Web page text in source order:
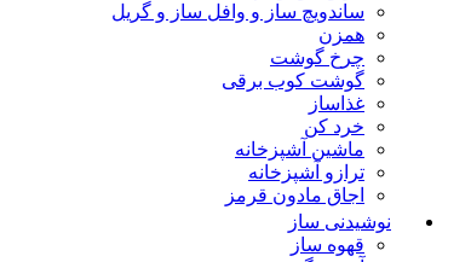
ساندویچ ساز و وافل ساز و گریل
همزن
چرخ گوشت
گوشت کوب برقی
غذاساز
خرد کن
ماشین آشپزخانه
ترازو آشپزخانه
اجاق مادون قرمز
نوشیدنی ساز
قهوه ساز